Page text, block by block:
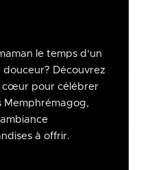
le temps d’un
douceur? Découvrez
cœur pour célébrer
Memphrémagog,
à offrir.